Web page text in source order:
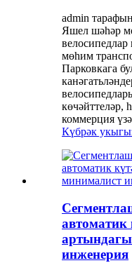
admin
Яшел шәһәр
велосипедлар
мөһим
Парковкага
көчәйттеләр,
коммерция
Күбрәк
автоматик
инженерия